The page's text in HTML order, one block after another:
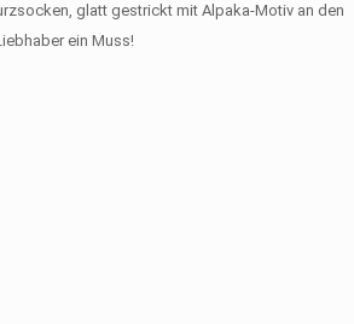
glatt gestrickt mit Alpaka-Motiv an den
ein Muss!